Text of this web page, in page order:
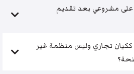
على مشروعي بعد تقديم
تجاري وليس منظمة غير